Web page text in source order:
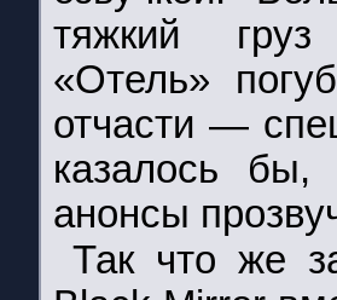
тяжкий груз
«Отель»
отчасти —
казалось бы,
анонсы
Так что же